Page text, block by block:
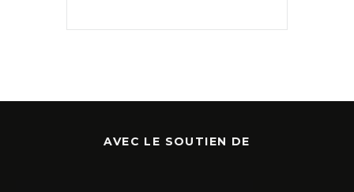
AVEC LE SOUTIEN DE